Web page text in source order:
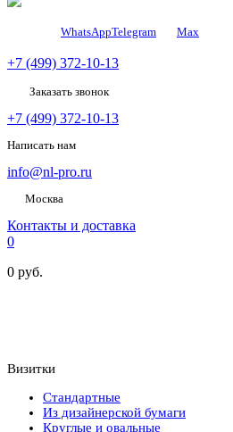
WhatsAppTelegram Мах
+7 (499) 372-10-13
Заказать звонок
+7 (499) 372-10-13
Написать нам
info@nl-pro.ru
Москва
Контакты и доставка
0
0 руб.
Визитки
Стандартные
Из дизайнерской бумаги
Круглые и овальные